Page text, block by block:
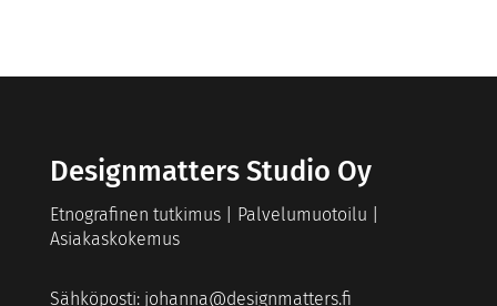
Designmatters Studio Oy
Etnografinen tutkimus | Palvelumuotoilu |
Asiakaskokemus
Sähköposti: johanna@designmatters.fi